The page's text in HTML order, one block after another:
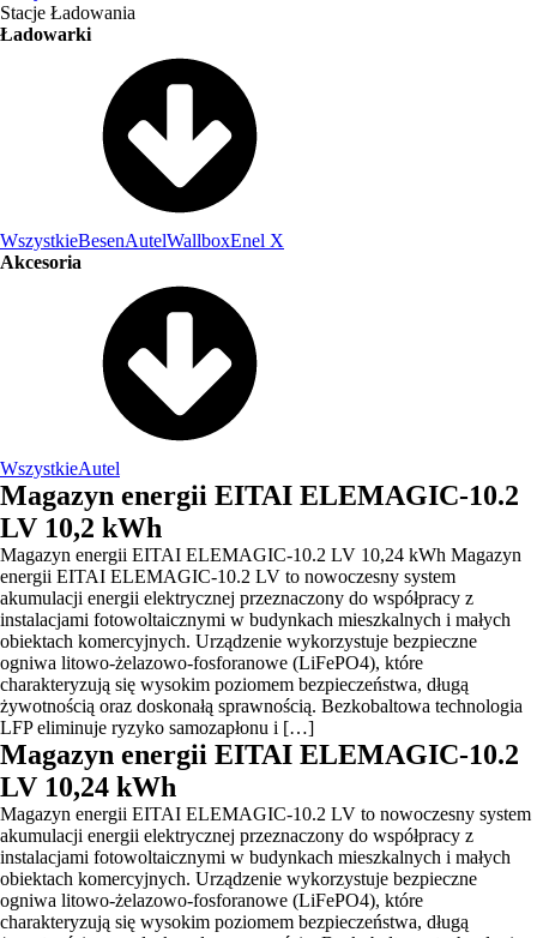
Stacje Ładowania
Ładowarki
WszystkieBesenAutelWallboxEnel X
Akcesoria
WszystkieAutel
Magazyn energii EITAI ELEMAGIC-10.2
LV 10,2 kWh
Magazyn energii EITAI ELEMAGIC-10.2 LV 10,24 kWh Magazyn
energii EITAI ELEMAGIC-10.2 LV to nowoczesny system
akumulacji energii elektrycznej przeznaczony do współpracy z
instalacjami fotowoltaicznymi w budynkach mieszkalnych i małych
obiektach komercyjnych. Urządzenie wykorzystuje bezpieczne
ogniwa litowo-żelazowo-fosforanowe (LiFePO4), które
charakteryzują się wysokim poziomem bezpieczeństwa, długą
żywotnością oraz doskonałą sprawnością. Bezkobaltowa technologia
LFP eliminuje ryzyko samozapłonu i […]
Magazyn energii EITAI ELEMAGIC-10.2
LV 10,24 kWh
Magazyn energii EITAI ELEMAGIC-10.2 LV to nowoczesny system
akumulacji energii elektrycznej przeznaczony do współpracy z
instalacjami fotowoltaicznymi w budynkach mieszkalnych i małych
obiektach komercyjnych. Urządzenie wykorzystuje bezpieczne
ogniwa litowo-żelazowo-fosforanowe (LiFePO4), które
charakteryzują się wysokim poziomem bezpieczeństwa, długą